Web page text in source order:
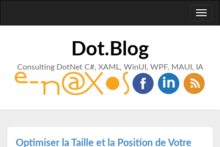
Dot.Blog
Consulting DotNet C#, XAML, WinUI, WPF, MAUI, IA
Optimiser la Taille et la Position de Votre